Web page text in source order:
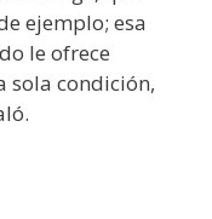
ejemplo; esa
le ofrece
sola condición,